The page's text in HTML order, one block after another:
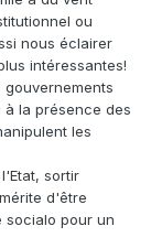
ou
nous éclairer
intéressantes!
la présence des
les
sortir
d'être
socialo pour un